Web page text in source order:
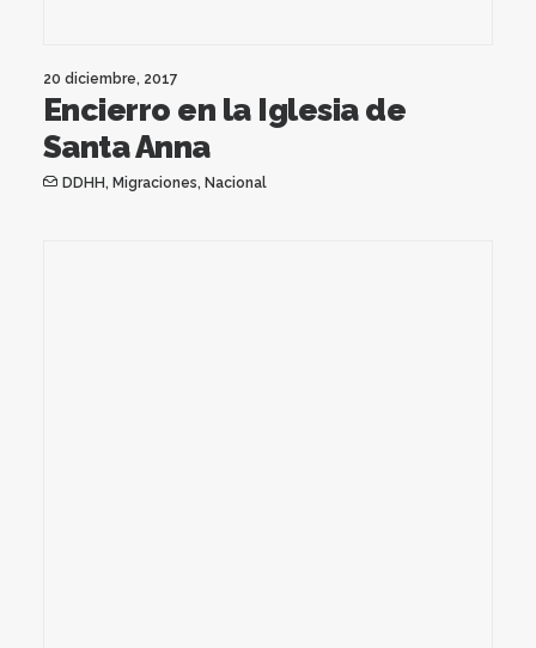
20 diciembre, 2017
Encierro en la Iglesia de
Santa Anna
DDHH, Migraciones, Nacional